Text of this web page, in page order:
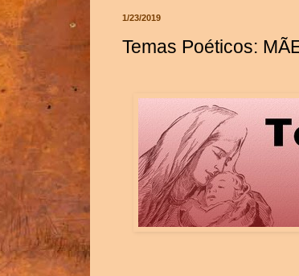
1/23/2019
Temas Poéticos: